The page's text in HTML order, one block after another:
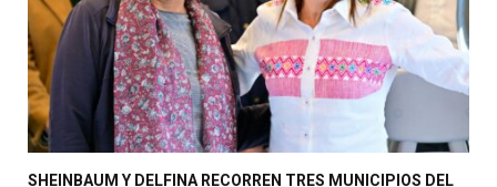
SHEINBAUM Y DELFINA RECORREN TRES MUNICIPIOS DEL